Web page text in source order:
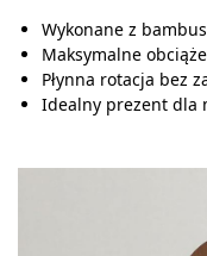
Wykonane z
Maksymalne
Płynna rotacja bez
Idealny prezent dla